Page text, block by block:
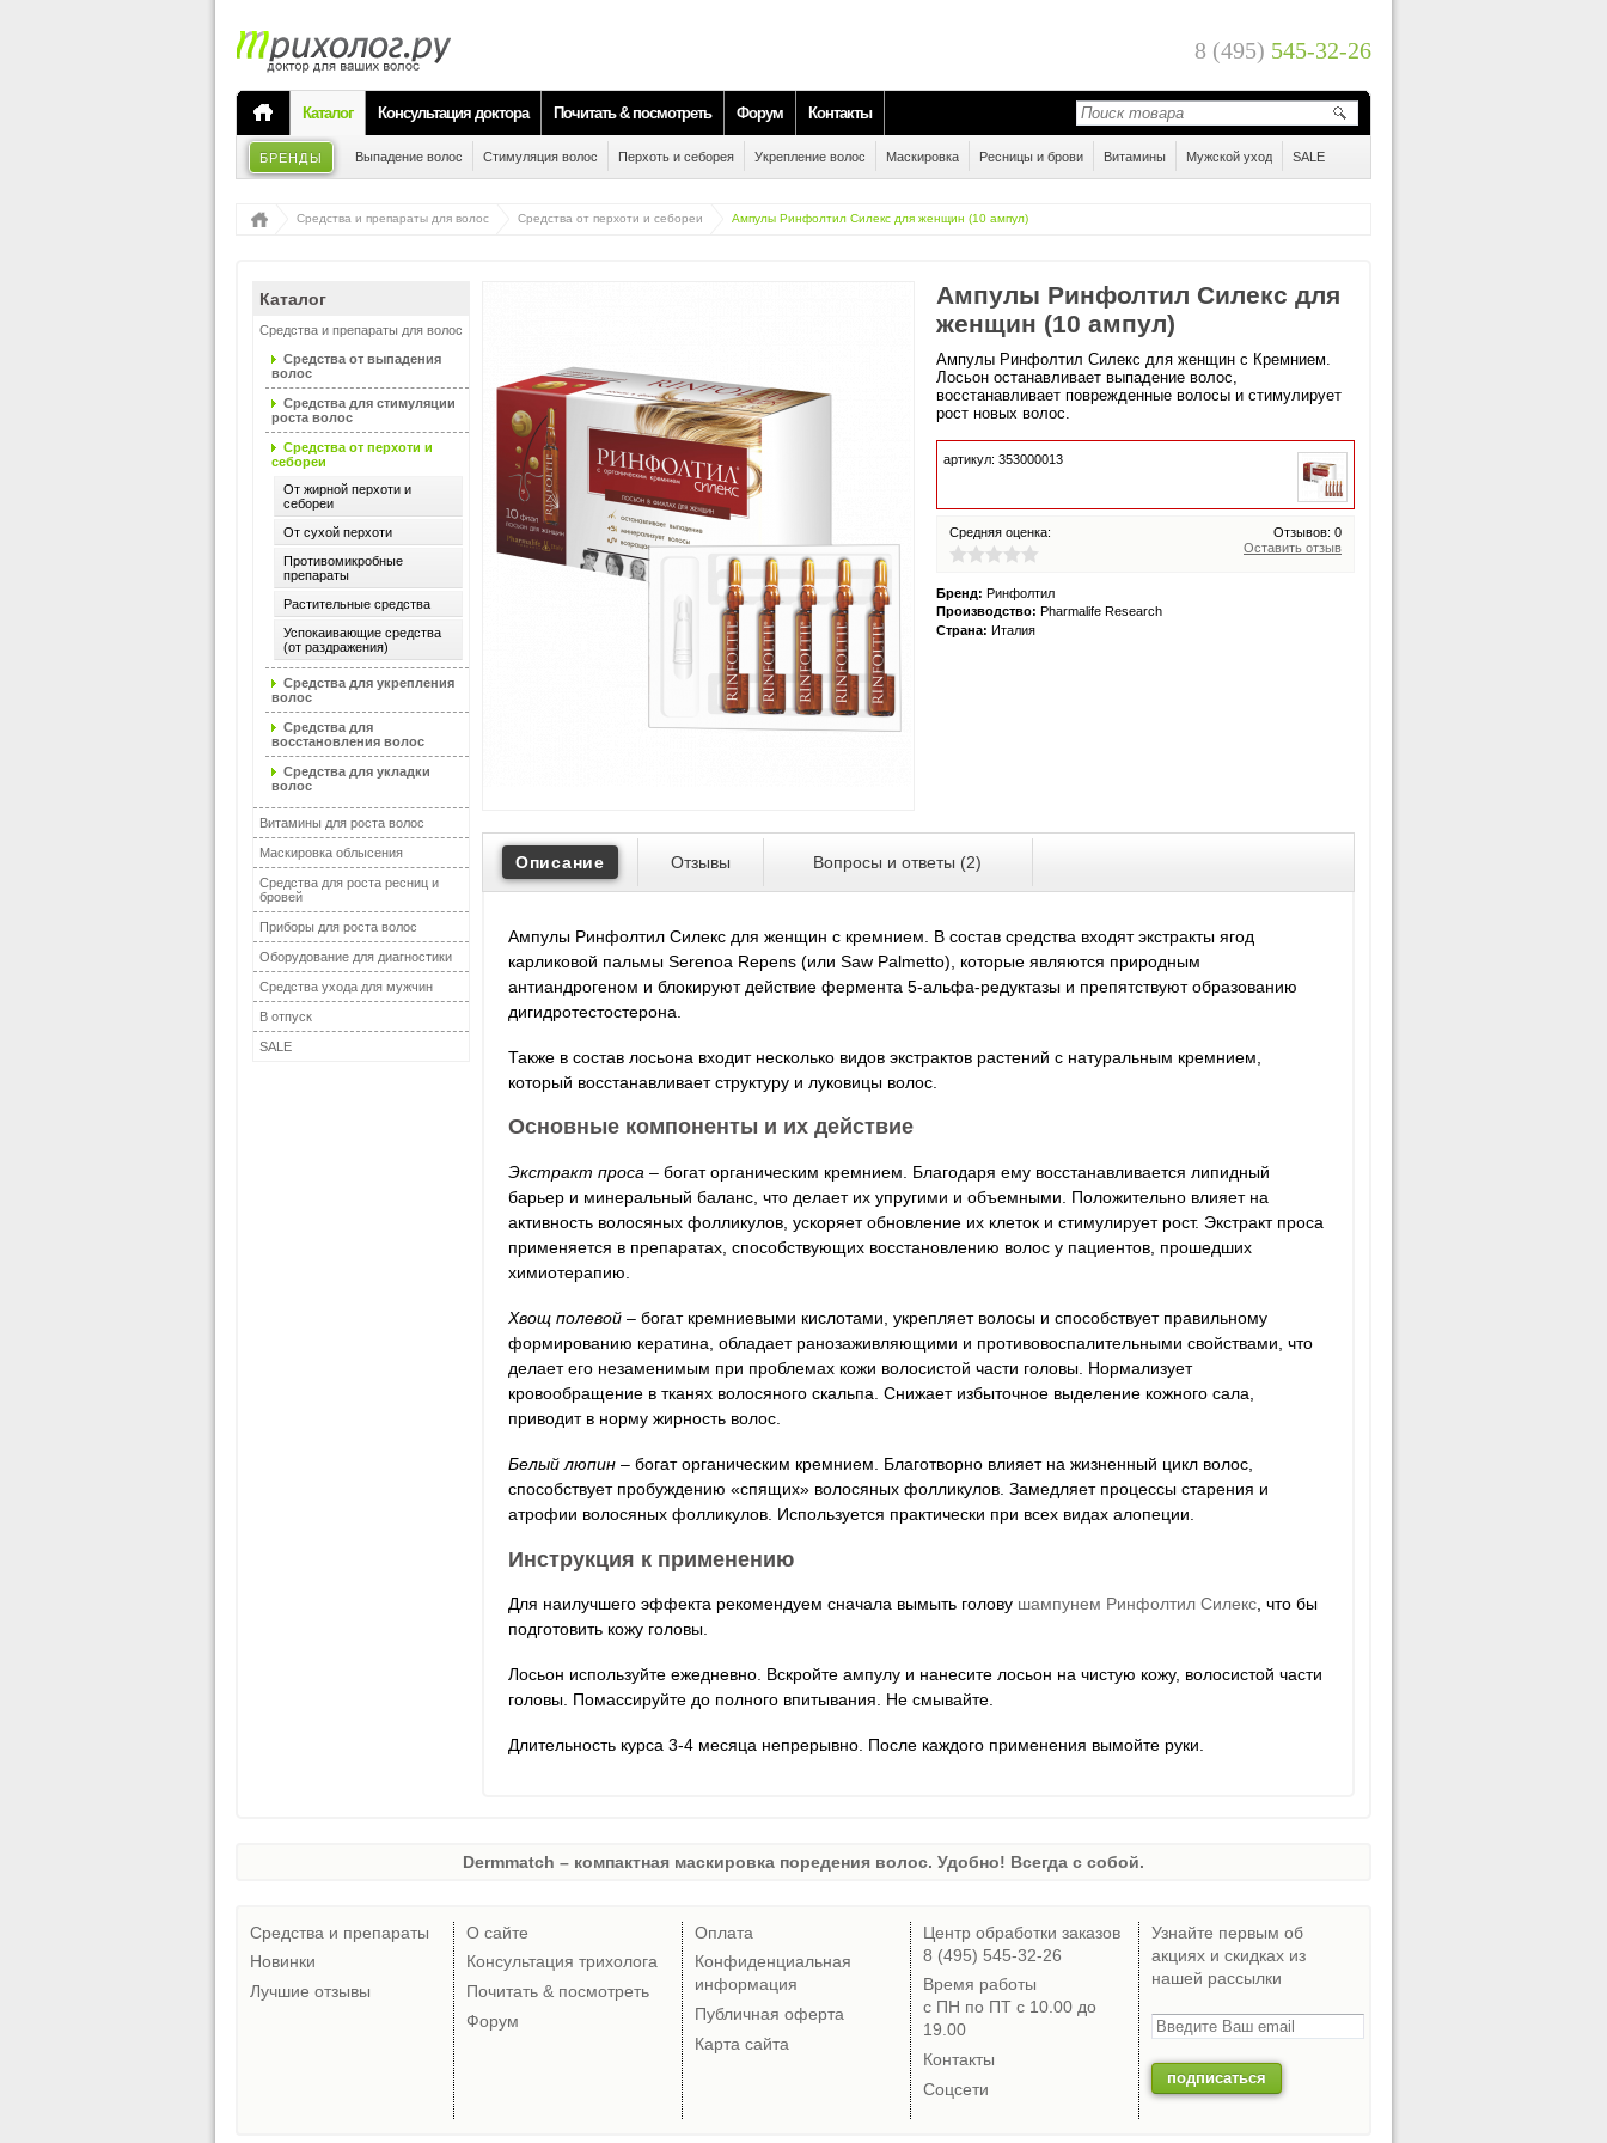
8 (495) 545-32-26
Каталог Консультация доктора Почитать & посмотреть Форум Контакты
БРЕНДЫ Выпадение волос Стимуляция волос Перхоть и себорея Укрепление волос Маскировка Ресницы и брови Витамины Мужской уход SALE
Средства и препараты для волос Средства от перхоти и себореи Ампулы Ринфолтил Силекс для женщин (10 ампул)
Каталог
Средства и препараты для волос
Средства от выпадения
волос
Средства для стимуляции
роста волос
Средства от перхоти и
себореи
От жирной перхоти и
себореи
От сухой перхоти
Противомикробные
препараты
Растительные средства
Успокаивающие средства
(от раздражения)
Средства для укрепления
волос
Средства для
восстановления волос
Средства для укладки
волос
Витамины для роста волос
Маскировка облысения
Средства для роста ресниц и
бровей
Приборы для роста волос
Оборудование для диагностики
Средства ухода для мужчин
В отпуск
SALE
Ампулы Ринфолтил Силекс для
женщин (10 ампул)
Ампулы Ринфолтил Силекс для женщин с Кремнием.
Лосьон останавливает выпадение волос,
восстанавливает поврежденные волосы и стимулирует
рост новых волос.
артикул: 353000013
Отзывов: 0
Оставить отзыв
Средняя оценка:
Бренд: Ринфолтил
Производство: Pharmalife Research
Страна: Италия
Описание Отзывы Вопросы и ответы (2)
Ампулы Ринфолтил Силекс для женщин с кремнием. В состав средства входят экстракты ягод
карликовой пальмы Serenoa Repens (или Saw Palmetto), которые являются природным
антиандрогеном и блокируют действие фермента 5-альфа-редуктазы и препятствуют образованию
дигидротестостерона.
Также в состав лосьона входит несколько видов экстрактов растений с натуральным кремнием,
который восстанавливает структуру и луковицы волос.
Основные компоненты и их действие
Экстракт проса – богат органическим кремнием. Благодаря ему восстанавливается липидный
барьер и минеральный баланс, что делает их упругими и объемными. Положительно влияет на
активность волосяных фолликулов, ускоряет обновление их клеток и стимулирует рост. Экстракт проса
применяется в препаратах, способствующих восстановлению волос у пациентов, прошедших
химиотерапию.
Хвощ полевой – богат кремниевыми кислотами, укрепляет волосы и способствует правильному
формированию кератина, обладает ранозаживляющими и противовоспалительными свойствами, что
делает его незаменимым при проблемах кожи волосистой части головы. Нормализует
кровообращение в тканях волосяного скальпа. Снижает избыточное выделение кожного сала,
приводит в норму жирность волос.
Белый люпин – богат органическим кремнием. Благотворно влияет на жизненный цикл волос,
способствует пробуждению «спящих» волосяных фолликулов. Замедляет процессы старения и
атрофии волосяных фолликулов. Используется практически при всех видах алопеции.
Инструкция к применению
Для наилучшего эффекта рекомендуем сначала вымыть голову шампунем Ринфолтил Силекс, что бы
подготовить кожу головы.
Лосьон используйте ежедневно. Вскройте ампулу и нанесите лосьон на чистую кожу, волосистой части
головы. Помассируйте до полного впитывания. Не смывайте.
Длительность курса 3-4 месяца непрерывно. После каждого применения вымойте руки.
Dermmatch – компактная маскировка поредения волос. Удобно! Всегда с собой.
Средства и препараты
Новинки
Лучшие отзывы
О сайте
Консультация трихолога
Почитать & посмотреть
Форум
Оплата
Конфиденциальная
информация
Публичная оферта
Карта сайта
Центр обработки заказов
8 (495) 545-32-26
Время работы
с ПН по ПТ с 10.00 до
19.00
Контакты
Соцсети
Узнайте первым об
акциях и скидках из
нашей рассылки